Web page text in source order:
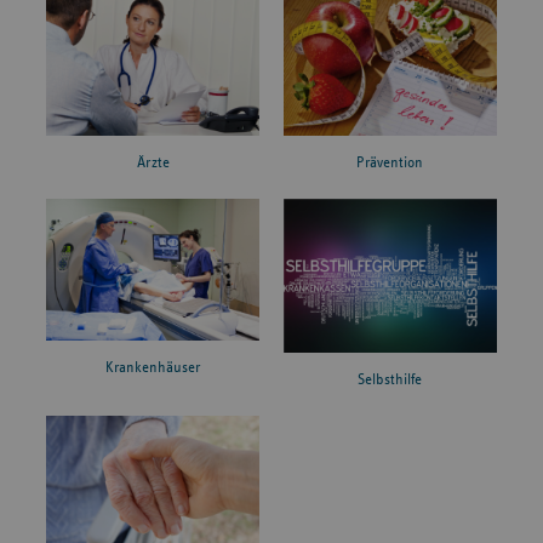
Ärzte Prävention
Krankenhäuser
Selbsthilfe